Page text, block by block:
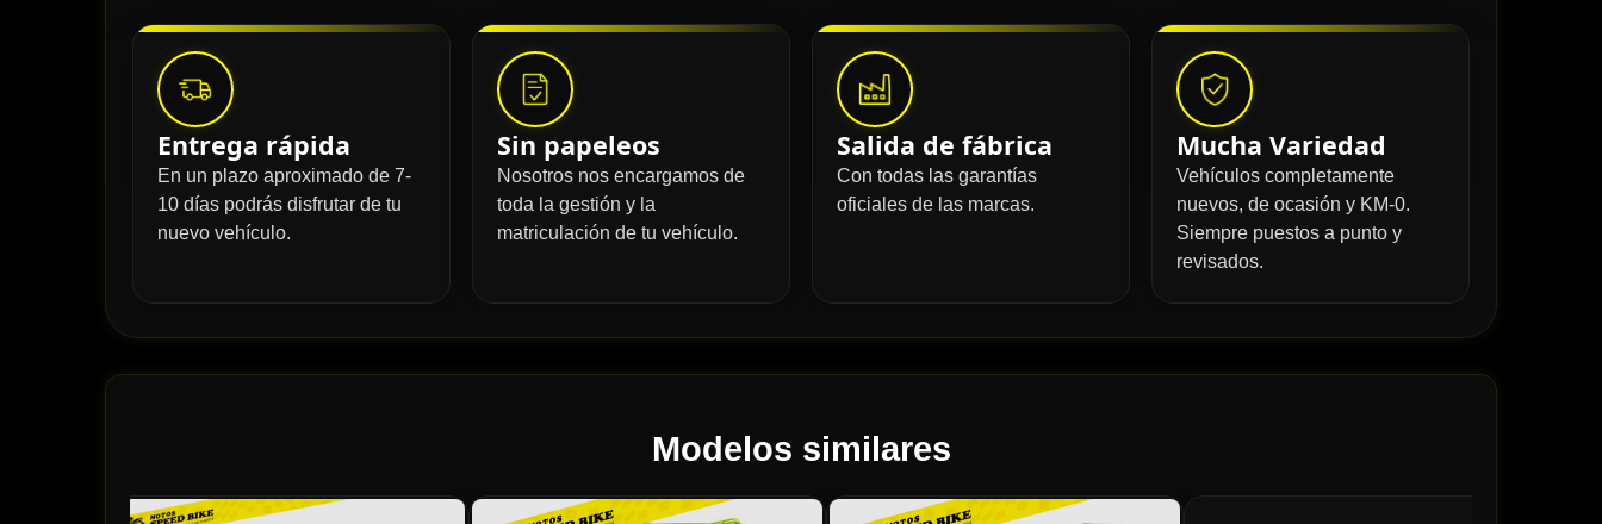
Entrega rápida
En un plazo aproximado de 7-
10 días podrás disfrutar de tu
nuevo vehículo.
Sin papeleos
Nosotros nos encargamos de
toda la gestión y la
matriculación de tu vehículo.
Salida de fábrica
Con todas las garantías
oficiales de las marcas.
Mucha Variedad
Vehículos completamente
nuevos, de ocasión y KM-0.
Siempre puestos a punto y
revisados.
Modelos similares